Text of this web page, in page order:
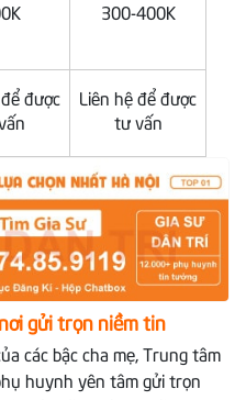
300-400K
được
Liên hệ để được
tư vấn
gửi trọn niềm tin
các bậc cha mẹ, Trung tâm
huynh yên tâm gửi trọn